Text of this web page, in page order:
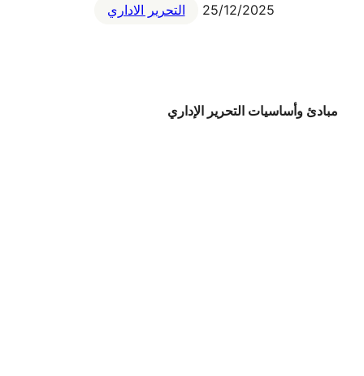
25/12/2025 التحرير الاداري
مبادئ وأساسيات التحرير الإداري